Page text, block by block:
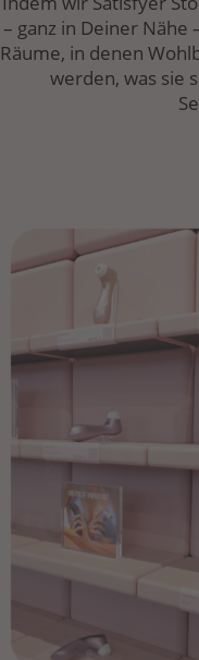
– ganz in Deiner
Räume, in denen
werden, was sie